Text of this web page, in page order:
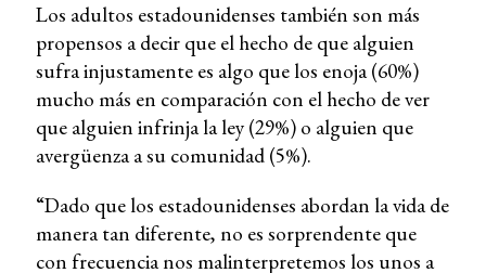
Los adultos estadounidenses también son más
propensos a decir que el hecho de que alguien
sufra injustamente es algo que los enoja (60%)
mucho más en comparación con el hecho de ver
que alguien infrinja la ley (29%) o alguien que
avergüenza a su comunidad (5%).
“Dado que los estadounidenses abordan la vida de
manera tan diferente, no es sorprendente que
con frecuencia nos malinterpretemos los unos a